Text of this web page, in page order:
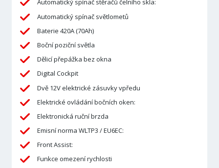
Automatický spínač stěračů čelního skla:
Automatický spínač světlometů
Baterie 420A (70Ah)
Boční poziční světla
Dělicí přepážka bez okna
Digital Cockpit
Dvě 12V elektrické zásuvky vpředu
Elektrické ovládání bočních oken:
Elektronická ruční brzda
Emisní norma WLTP3 / EU6EC:
Front Assist:
Funkce omezení rychlosti